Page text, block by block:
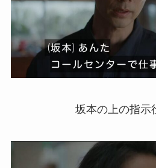
坂本の上の指示